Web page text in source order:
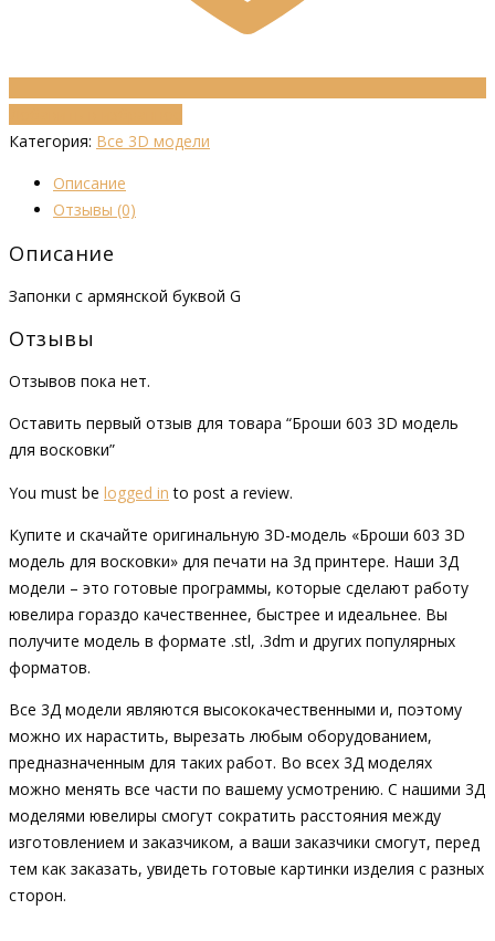
Категория: Все 3D модели
Описание
Отзывы (0)
Описание
Запонки с армянской буквой G
Отзывы
Отзывов пока нет.
Оставить первый отзыв для товара “Броши 603 3D модель
для восковки”
You must be logged in to post a review.
Купите и скачайте оригинальную 3D-модель «Броши 603 3D
модель для восковки» для печати на 3д принтере. Наши 3Д
модели – это готовые программы, которые сделают работу
ювелира гораздо качественнее, быстрее и идеальнее. Вы
получите модель в формате .stl, .3dm и других популярных
форматов.
Все 3Д модели являются высококачественными и, поэтому
можно их нарастить, вырезать любым оборудованием,
предназначенным для таких работ. Во всех 3Д моделях
можно менять все части по вашему усмотрению. С нашими 3Д
моделями ювелиры смогут сократить расстояния между
изготовлением и заказчиком, а ваши заказчики смогут, перед
тем как заказать, увидеть готовые картинки изделия с разных
сторон.